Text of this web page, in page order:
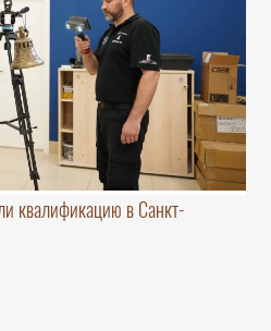
квалификацию в Санкт-